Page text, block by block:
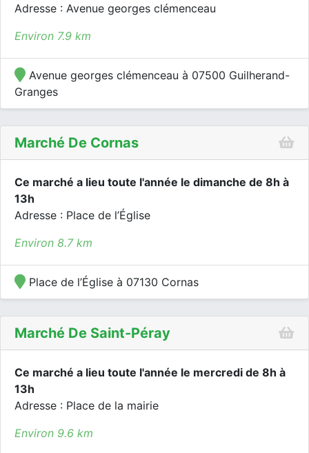
Adresse : Avenue georges clémenceau
Environ 7.9 km
Avenue georges clémenceau à 07500 Guilherand-
Granges
Marché De Cornas
Ce marché a lieu toute l'année le dimanche de 8h à
13h
Adresse : Place de l’Église
Environ 8.7 km
Place de l’Église à 07130 Cornas
Marché De Saint-Péray
Ce marché a lieu toute l'année le mercredi de 8h à
13h
Adresse : Place de la mairie
Environ 9.6 km